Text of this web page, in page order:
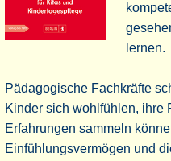
lernen.
Pädagogische Fachkräfte
Kinder sich wohlfühlen, ihre
Erfahrungen sammeln
Einfühlungsvermögen und